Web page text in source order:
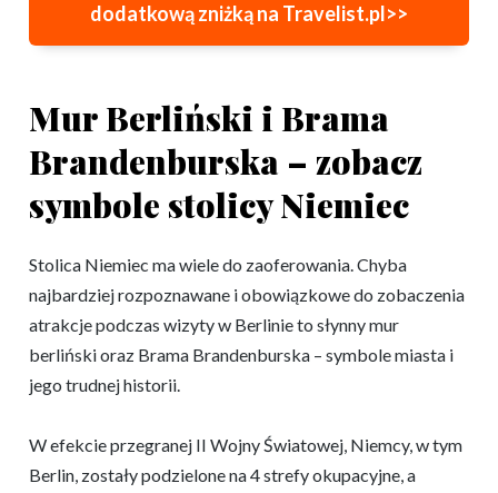
dodatkową zniżką na Travelist.pl>>
Mur Berliński i Brama
Brandenburska – zobacz
symbole stolicy Niemiec
Stolica Niemiec ma wiele do zaoferowania. Chyba
najbardziej rozpoznawane i obowiązkowe do zobaczenia
atrakcje podczas wizyty w Berlinie to słynny mur
berliński oraz Brama Brandenburska – symbole miasta i
jego trudnej historii.
W efekcie przegranej II Wojny Światowej, Niemcy, w tym
Berlin, zostały podzielone na 4 strefy okupacyjne, a